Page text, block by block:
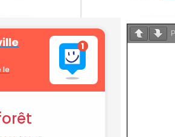
Faîtes vos démarches en ligne
cliquant sur le bouton